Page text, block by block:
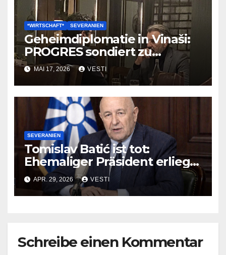
*WIRTSCHAFT* SEVERANIEN
Geheimdiplomatie in Vinaši:
PROGRES sondiert zu
Wirtschaftsliberalisierungen
MAI 17, 2026 VESTI
SEVERANIEN
Tomislav Batić ist tot:
Ehemaliger Präsident erliegt
seiner Krebserkrankung
APR. 29, 2026 VESTI
Schreibe einen Kommentar